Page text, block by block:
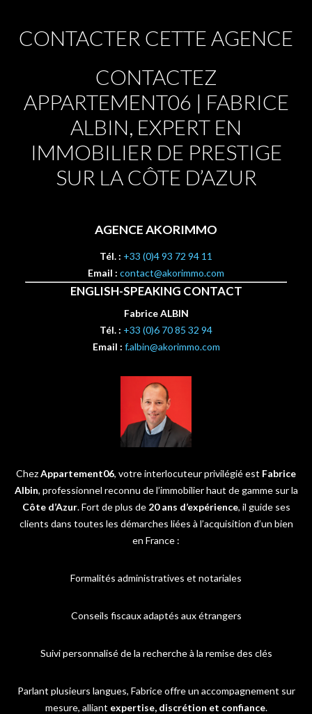
CONTACTER CETTE AGENCE
CONTACTEZ
APPARTEMENT06 | FABRICE
ALBIN, EXPERT EN
IMMOBILIER DE PRESTIGE
SUR LA CÔTE D’AZUR
AGENCE AKORIMMO
Tél. : +33 (0)4 93 72 94 11
Email : contact@akorimmo.com
ENGLISH-SPEAKING CONTACT
Fabrice ALBIN
Tél. : +33 (0)6 70 85 32 94
Email : f.albin@akorimmo.com
ChezAppartement06, votre interlocuteur privilégié est Fabrice
Albin, professionnel reconnu de l’immobilier haut de gamme sur la
Côte d’Azur. Fort de plus de 20 ans d’expérience, il guide ses
clients dans toutes les démarches liées à l’acquisition d’un bien
en France :
Formalités administratives et notariales
Conseils fiscaux adaptés aux étrangers
Suivi personnalisé de la recherche à la remise des clés
Parlant plusieurs langues, Fabrice offre un accompagnement sur
mesure, alliant expertise, discrétion et confiance.